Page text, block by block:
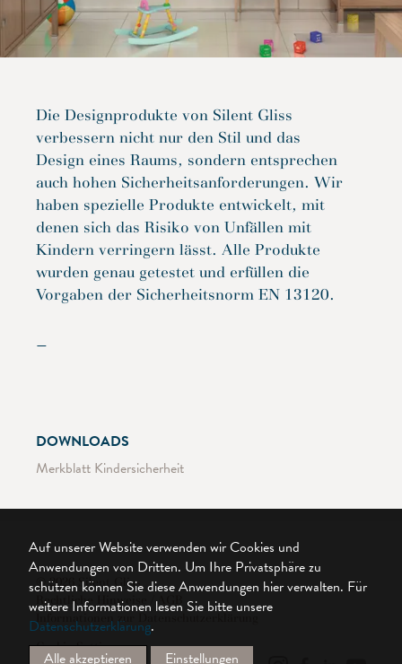
Die Designprodukte von Silent Gliss
verbessern nicht nur den Stil und das
Design eines Raums, sondern entsprechen
auch hohen Sicherheitsanforderungen. Wir
haben spezielle Produkte entwickelt, mit
denen sich das Risiko von Unfällen mit
Kindern verringern lässt. Alle Produkte
wurden genau getestet und erfüllen die
Vorgaben der Sicherheitsnorm EN 13120.
—
DOWNLOADS
Merkblatt Kindersicherheit
© 2026 Silent Gliss
Rechtliche Hinweise / AGB
Informationen zur Datenschutzerklärung
Cookie Settings
Auf unserer Website verwenden wir Cookies und
Anwendungen von Dritten. Um Ihre Privatsphäre zu
schützen können Sie diese Anwendungen hier verwalten. Für
weitere Informationen lesen Sie bitte unsere
Datenschutzerklärung.
Alle akzeptieren
Einstellungen